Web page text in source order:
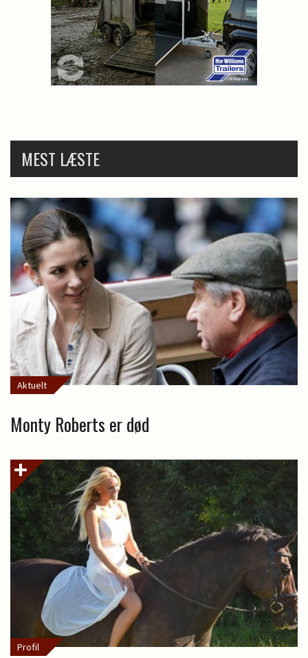
MEST LÆSTE
Aktuelt
Monty Roberts er død
Profil